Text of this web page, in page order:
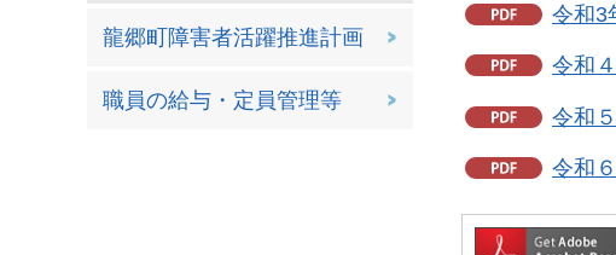
龍郷町障害者活躍推進計画
職員の給与・定員管理等
令和3
令和
令和
令和